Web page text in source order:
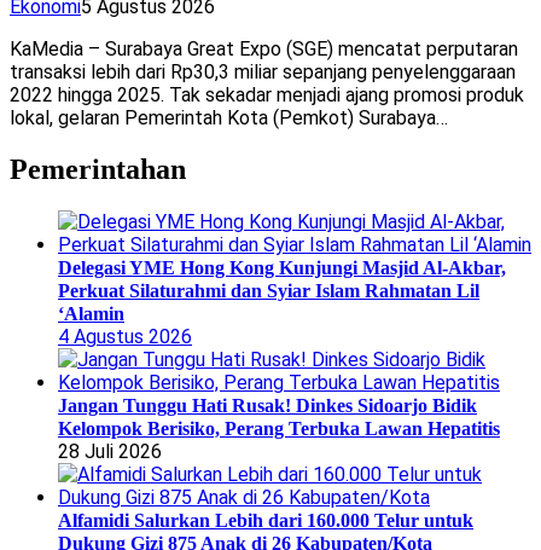
Ekonomi5 Agustus 2026
KaMedia – Surabaya Great Expo (SGE) mencatat perputaran
transaksi lebih dari Rp30,3 miliar sepanjang penyelenggaraan
2022 hingga 2025. Tak sekadar menjadi ajang promosi produk
lokal, gelaran Pemerintah Kota (Pemkot) Surabaya…
Pemerintahan
Delegasi YME Hong Kong Kunjungi Masjid Al-Akbar,
Perkuat Silaturahmi dan Syiar Islam Rahmatan Lil
‘Alamin
4 Agustus 2026
Jangan Tunggu Hati Rusak! Dinkes Sidoarjo Bidik
Kelompok Berisiko, Perang Terbuka Lawan Hepatitis
28 Juli 2026
Alfamidi Salurkan Lebih dari 160.000 Telur untuk
Dukung Gizi 875 Anak di 26 Kabupaten/Kota